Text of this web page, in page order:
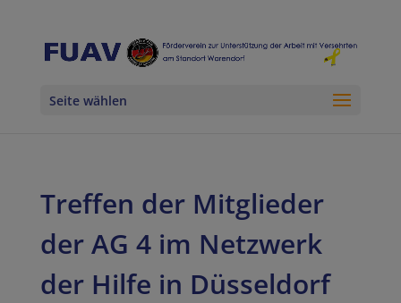
Seite wählen
Treffen der Mitglieder
der AG 4 im Netzwerk
der Hilfe in Düsseldorf